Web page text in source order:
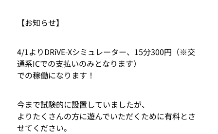
【お知らせ】
4/1よりDRiVE-Xシミュレーター、15分300円（※交
通系ICでの支払いのみとなります）
での稼働になります！
今まで試験的に設置していましたが、
よりたくさんの方に遊んでいただくために有料とさ
せてください。